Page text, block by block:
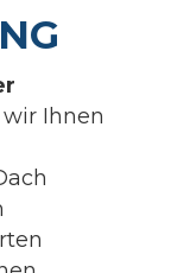
wir Ihnen